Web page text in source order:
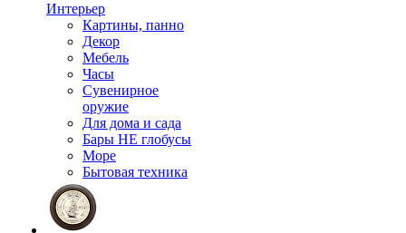
Интерьер
Картины, панно
Декор
Мебель
Часы
Сувенирное
оружие
Для дома и сада
Бары НЕ глобусы
Море
Бытовая техника